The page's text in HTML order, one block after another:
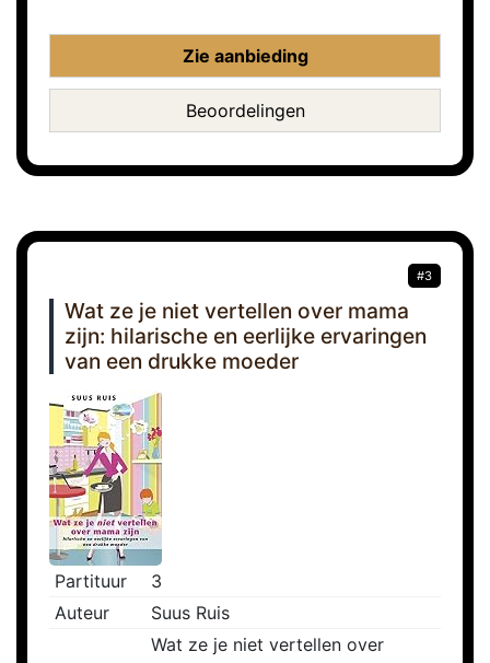
Zie aanbieding
Beoordelingen
#3
Wat ze je niet vertellen over mama
zijn: hilarische en eerlijke ervaringen
van een drukke moeder
Partituur
3
Auteur
Suus Ruis
Wat ze je niet vertellen over